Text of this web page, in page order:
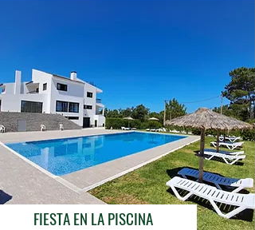
FIESTA EN LA PISCINA